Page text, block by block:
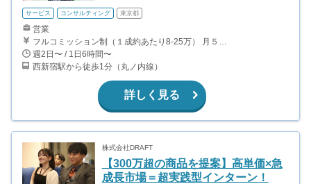
サービス コンサルティング 東京都
営業
フルコミッション制（１成約あたり8-25万） 月５０万以上稼ぐインターン生も多数います！ ■収入例 ○入社１ヶ月目（明治大学2年生） 役職：アポインター 月間１契約×８万円＝８万円 ＋交通費 ○入社３ヶ月目（東京大学２年生） 役職：アポインター（ランク：ブロンズ） 月間３契約×10万円＝30万円 ＋交通費 ○入社６ヶ月目（早稲田大学３年生） 役職：アポインター（ランク：シルバー） 月間５契約×12万円＝60万円 ＋交通費 ○入社15ヶ月目（慶應大学３年生） 役職：クローザー 月間３契約×25万＝75万円 ＋交通費
週2日〜 / 1日6時間〜
西新宿駅から徒歩1分（丸ノ内線）
詳しく見る
株式会社DRAFT
【300万超の商品を提案】高単価×急
成長市場＝超実践型インターン！